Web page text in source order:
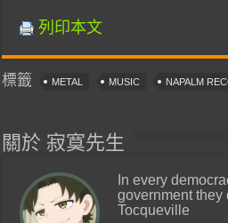
列印本文
標籤 METAL MUSIC NAPALM
關於 寂寞先生
In every
government they
Tocqueville